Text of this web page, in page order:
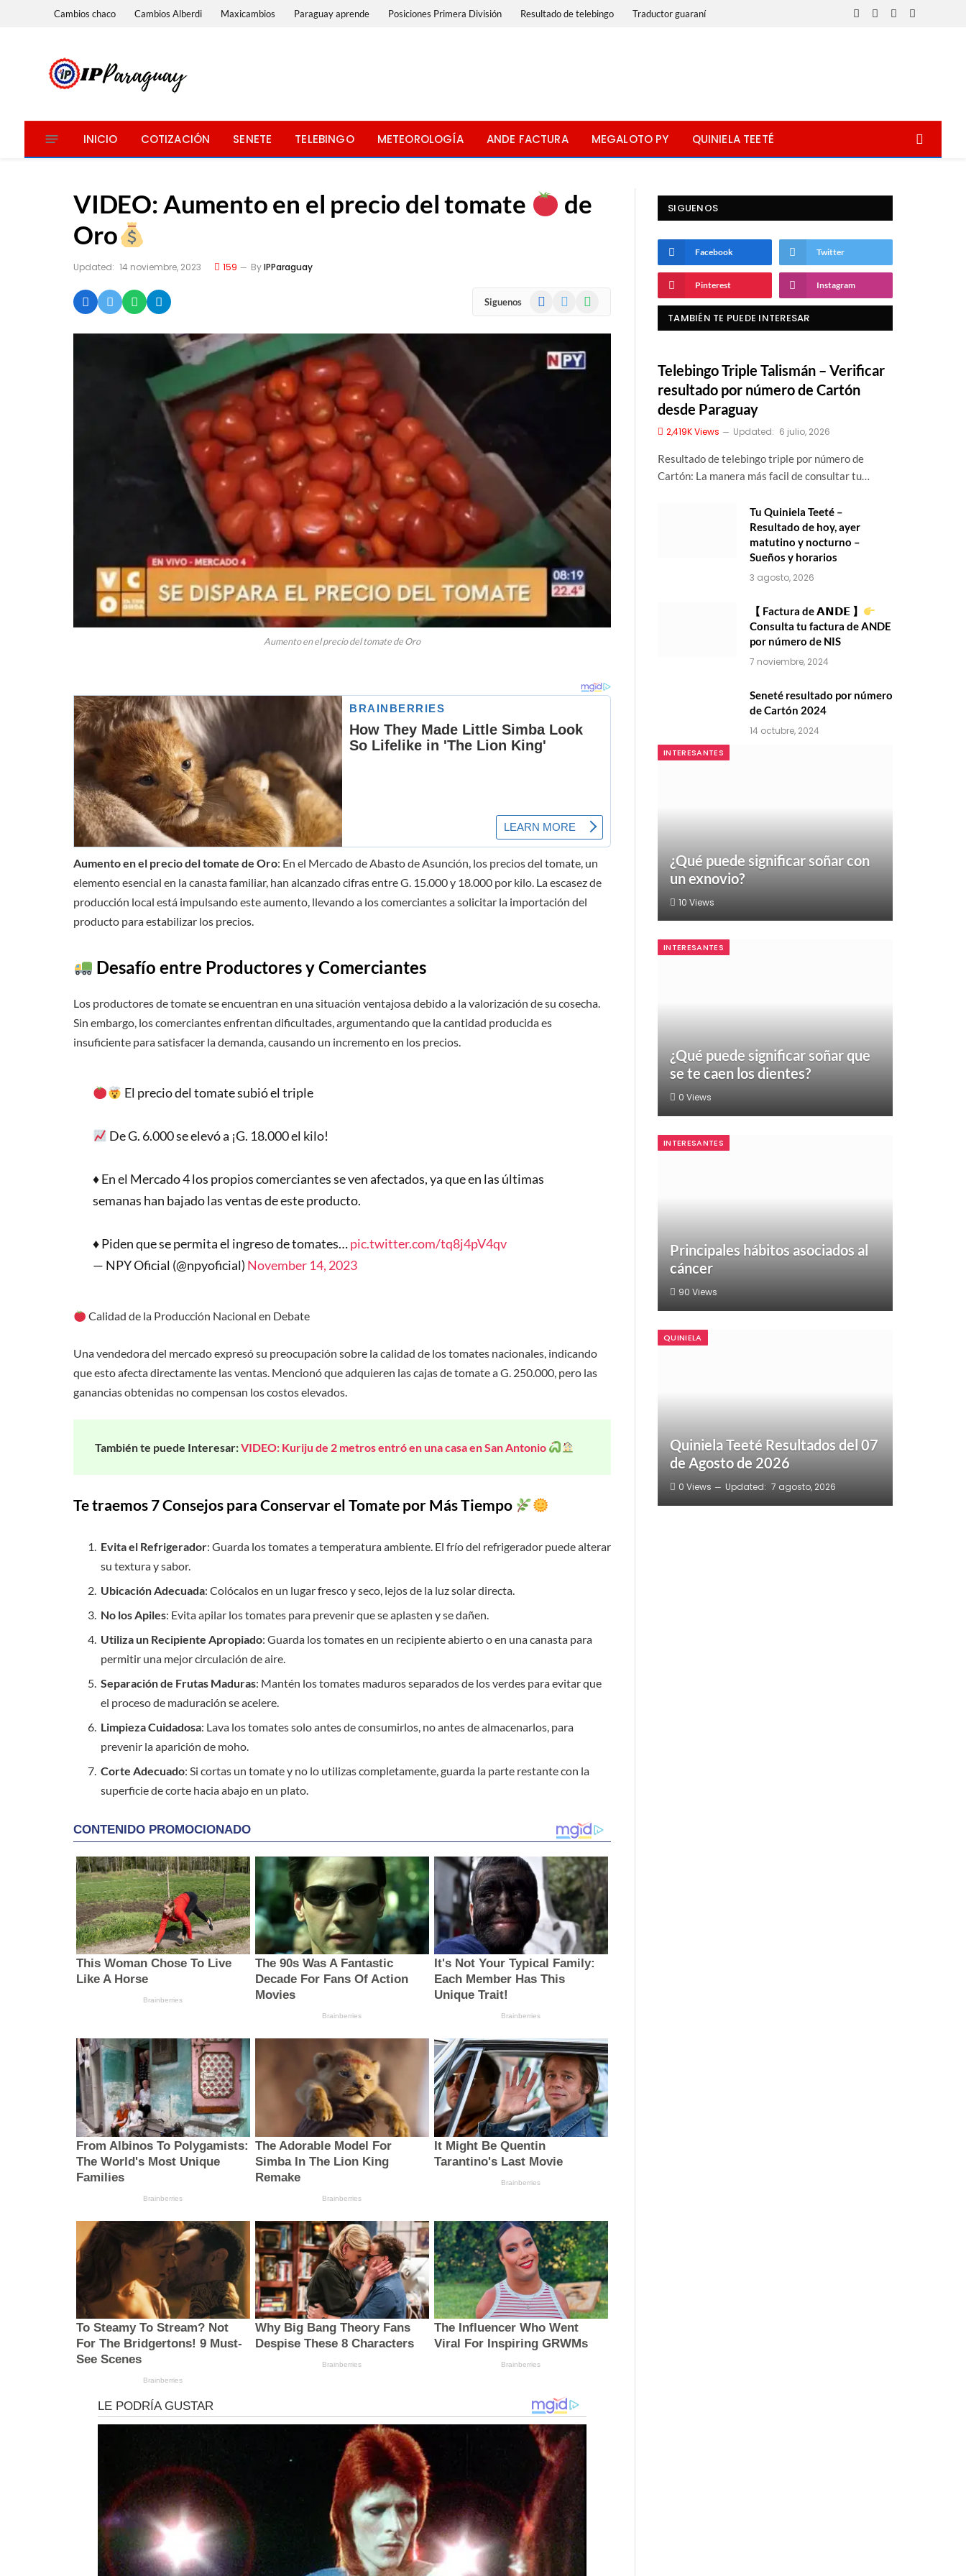
Cambios chaco Cambios Alberdi Maxicambios Paraguay aprende Posiciones Primera División Resultado de telebingo Traductor guaraní
Facebook
X
InstagramWhatsApp
INICIO COTIZACIÓN SENETE TELEBINGO METEOROLOGÍA ANDE FACTURA MEGALOTO PY QUINIELA TEETÉ
VIDEO: Aumento en el precio del tomate
de
Oro
Updated: 14 noviembre, 2023 159 ByIPParaguay
Siguenos Facebook WhatsApp
Aumento en el precio del tomate de Oro
Aumento en el precio del tomate de Oro: En el Mercado de Abasto de Asunción, los precios del tomate, un
elemento esencial en la canasta familiar, han alcanzado cifras entre G. 15.000 y 18.000 por kilo. La escasez de
producción local está impulsando este aumento, llevando a los comerciantes a solicitar la importación del
producto para estabilizar los precios.
Desafío entre Productores y Comerciantes
Los productores de tomate se encuentran en una situación ventajosa debido a la valorización de su cosecha.
Sin embargo, los comerciantes enfrentan dificultades, argumentando que la cantidad producida es
insuficiente para satisfacer la demanda, causando un incremento en los precios.
El precio del tomate subió el triple
De G. 6.000 se elevó a ¡G. 18.000 el kilo!
♦️ En el Mercado 4 los propios comerciantes se ven afectados, ya que en las últimas
semanas han bajado las ventas de este producto.
♦️ Piden que se permita el ingreso de tomates…pic.twitter.com/tq8j4pV4qv
— NPY Oficial (@npyoficial) November 14, 2023
Calidad de la Producción Nacional en Debate
Una vendedora del mercado expresó su preocupación sobre la calidad de los tomates nacionales, indicando
que esto afecta directamente las ventas. Mencionó que adquieren las cajas de tomate a G. 250.000, pero las
ganancias obtenidas no compensan los costos elevados.
También te puede Interesar:VIDEO: Kuriju de 2 metros entró en una casa en San Antonio
Te traemos 7 Consejos para Conservar el Tomate por Más Tiempo
Evita el Refrigerador: Guarda los tomates a temperatura ambiente. El frío del refrigerador puede alterar
su textura y sabor.
Ubicación Adecuada: Colócalos en un lugar fresco y seco, lejos de la luz solar directa.
No los Apiles: Evita apilar los tomates para prevenir que se aplasten y se dañen.
Utiliza un Recipiente Apropiado: Guarda los tomates en un recipiente abierto o en una canasta para
permitir una mejor circulación de aire.
Separación de Frutas Maduras: Mantén los tomates maduros separados de los verdes para evitar que
el proceso de maduración se acelere.
Limpieza Cuidadosa: Lava los tomates solo antes de consumirlos, no antes de almacenarlos, para
prevenir la aparición de moho.
Corte Adecuado: Si cortas un tomate y no lo utilizas completamente, guarda la parte restante con la
superficie de corte hacia abajo en un plato.
SIGUENOS
Facebook Twitter
Pinterest Instagram
TAMBIÉN TE PUEDE INTERESAR
Telebingo Triple Talismán – Verificar
resultado por número de Cartón
desde Paraguay
2,419KViews Updated: 6 julio, 2026
Resultado de telebingo triple por número de
Cartón: La manera más facil de consultar tu…
Tu Quiniela Teeté –
Resultado de hoy, ayer
matutino y nocturno –
Sueños y horarios
3 agosto, 2026
【 Factura de 𝗔𝗡𝗗𝗘 】
Consulta tu factura de ANDE
por número de NIS
7 noviembre, 2024
Seneté resultado por número
de Cartón 2024
14 octubre, 2024
INTERESANTES
¿Qué puede significar soñar con
un exnovio?
10 Views
INTERESANTES
¿Qué puede significar soñar que
se te caen los dientes?
0 Views
INTERESANTES
Principales hábitos asociados al
cáncer
90 Views
QUINIELA
Quiniela Teeté Resultados del 07
de Agosto de 2026
0 Views Updated: 7 agosto, 2026